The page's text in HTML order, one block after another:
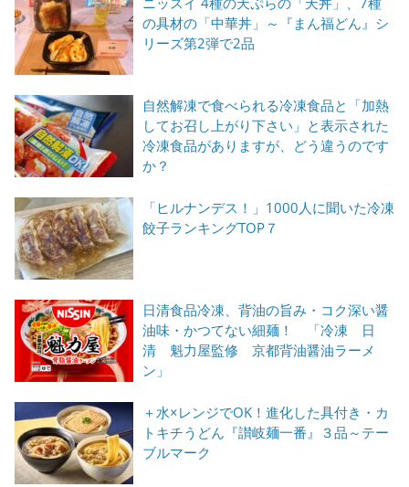
の具材の「中華丼」～『まん福どん』シ
リーズ第2弾で2品
自然解凍で食べられる冷凍食品と「加熱
してお召し上がり下さい」と表示された
冷凍食品がありますが、どう違うのです
か？
「ヒルナンデス！」1000人に聞いた冷凍
餃子ランキングTOP７
日清食品冷凍、背油の旨み・コク深い醤
油味・かつてない細麺！ 「冷凍 日
清 魁力屋監修 京都背油醤油ラーメ
ン」
＋水×レンジでOK！進化した具付き・カ
トキチうどん『讃岐麺一番』３品～テー
ブルマーク